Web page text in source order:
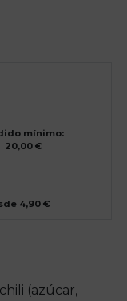
mínimo:
20,00 €
4,90 €
(azúcar,